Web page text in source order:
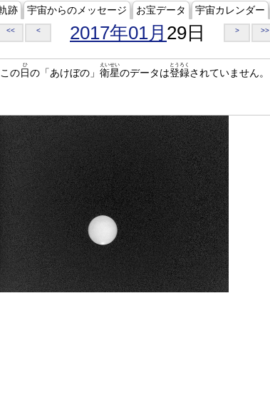
跡 宇宙からのメッセージ お宝データ 宇宙カレンダー
<< < 2017年01月 29日 > >>
の日
ひ
の「あけぼの」 衛星
えいせい
のデータは登録
とうろく
されていません。